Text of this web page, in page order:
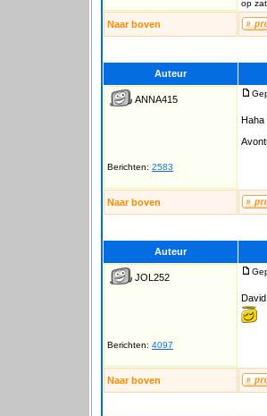
op
Naar boven
Auteur
ANNA415
Berichten: 2583
Haha
Naar boven
Auteur
JOL252
Berichten: 4097
David
Naar boven